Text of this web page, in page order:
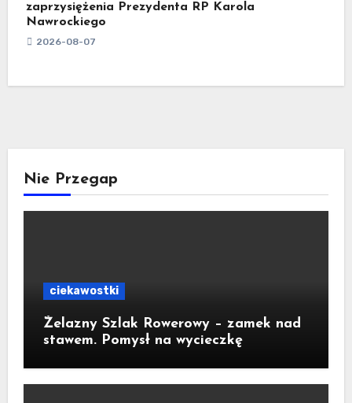
zaprzysiężenia Prezydenta RP Karola
Nawrockiego
2026-08-07
Nie Przegap
ciekawostki
Żelazny Szlak Rowerowy – zamek nad
stawem. Pomysł na wycieczkę